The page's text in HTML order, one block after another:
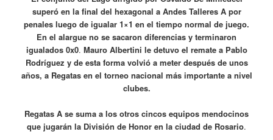
superó en la final del hexagonal a Andes Talleres A por
penales luego de igualar 1×1 en el tiempo normal de juego.
En el alargue no se sacaron diferencias y terminaron
igualados 0x0. Mauro Albertini le detuvo el remate a Pablo
Rodríguez y de esta forma volvió a meter después de unos
años, a Regatas en el torneo nacional más importante a nivel
clubes.
Regatas A se suma a los otros cincos equipos mendocinos
que jugarán la División de Honor en la ciudad de Rosario.